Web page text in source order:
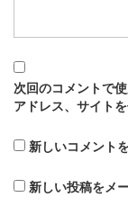
次回のコメントで
アドレス、サイトを
新しいコメント
新しい投稿をメ